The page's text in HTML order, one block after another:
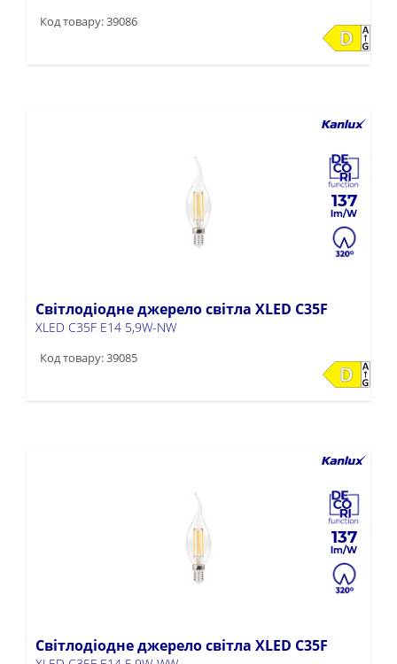
Код товару: 39086
137
Світлодіодне джерело світла XLED C35F
XLED C35F E14 5,9W-NW
Код товару: 39085
137
Світлодіодне джерело світла XLED C35F